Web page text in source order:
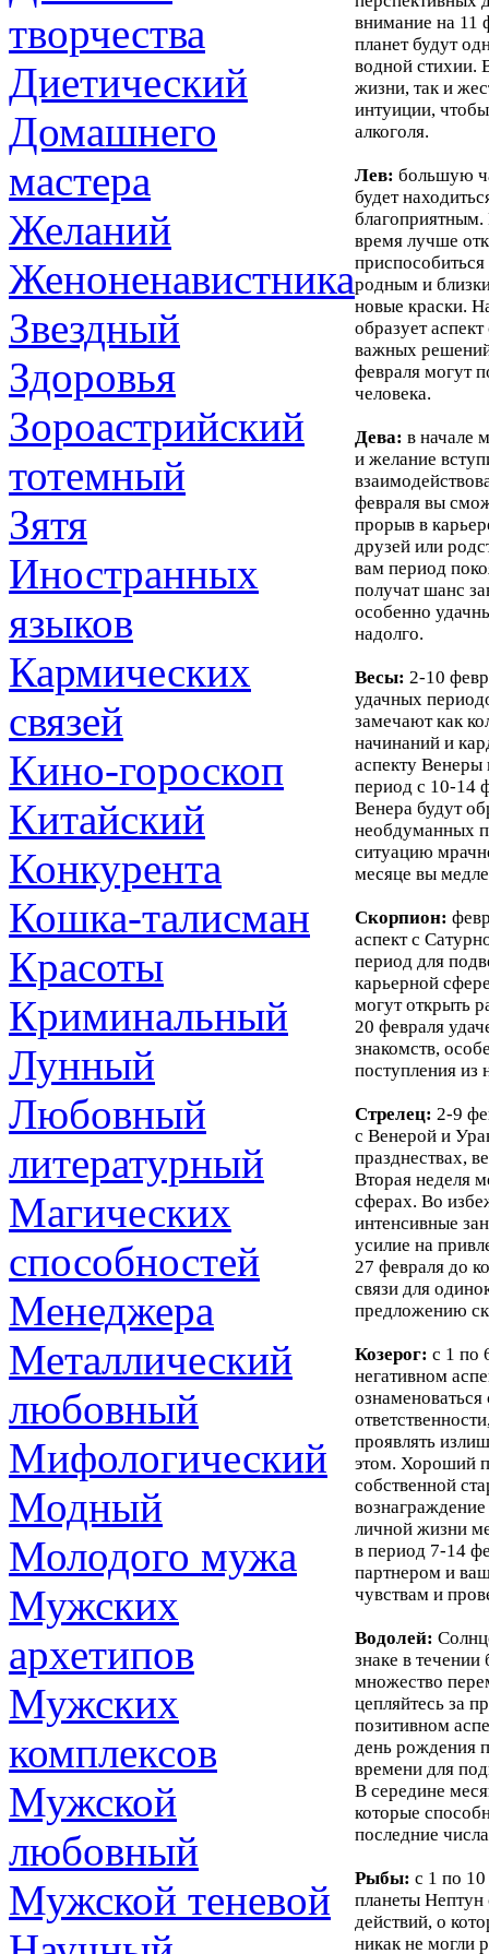
творчества
Диетический
Домашнего
мастера
Желаний
Женоненавистника
Звездный
Здоровья
Зороастрийский
тотемный
Зятя
Иностранных
языков
Кармических
связей
Кино-гороскоп
Китайский
Конкурента
Кошка-талисман
Красоты
Криминальный
Лунный
Любовный
литературный
Магических
способностей
Менеджера
Металлический
любовный
Мифологический
Модный
Молодого мужа
Мужских
архетипов
Мужских
комплексов
Мужской
любовный
Мужской теневой
внимание на 11
планет будут
водной стихии.
жизни, так и
интуиции,
алкоголя.
Лев: большую
будет
благоприятным.
время лучше
родным и
новые краски.
образует
важных
февраля могут
человека.
Дева: в начале
и желание
февраля вы
прорыв в
друзей или
вам период
получат шанс
особенно
надолго.
Весы: 2-10
удачных
замечают как
начинаний и
аспекту Венеры
период с 10-14
Венера будут
необдуманных
ситуацию
месяце вы
Скорпион:
аспект с
период для
карьерной
могут открыть
20 февраля
знакомств,
поступления из
Стрелец: 2-9
с Венерой и
празднествах,
Вторая неделя
сферах. Во
интенсивные
усилие на
27 февраля до
связи для
предложению
Козерог: с 1 по
негативном
проявлять
этом. Хороший
собственной
личной жизни
в период 7-14
партнером и
чувствам и
Водолей:
знаке в
множество
цепляйтесь за
позитивном
день рождения
времени для
В середине
которые
последние
Рыбы: с 1 по
планеты
действий, о
никак не могли